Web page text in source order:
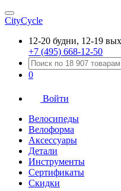
CityCycle
12-20 будни, 12-19
+7 (495) 668-12-50
0
Войти
Велосипеды
Велоформа
Аксессуары
Детали
Инструменты
Сертификаты
Скидки